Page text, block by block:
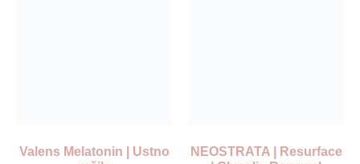
Valens Melatonin | Ustno
NEOSTRATA | Resurface